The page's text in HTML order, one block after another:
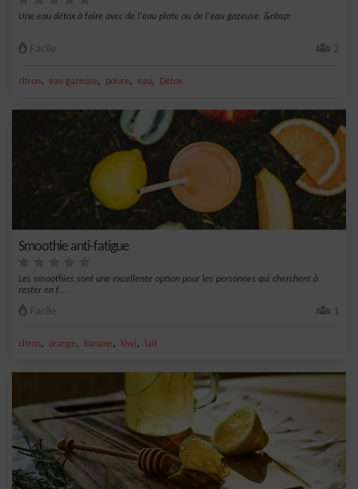
Une eau détox à faire avec de l'eau plate ou de l'eau gazeuse. &nbsp;
Facile 2
citron, eau gazeuse, poivre, eau, Détox
Smoothie anti-fatigue
Les smoothies sont une excellente option pour les personnes qui cherchent à
rester en f...
Facile 1
citron, orange, banane, kiwi, lait